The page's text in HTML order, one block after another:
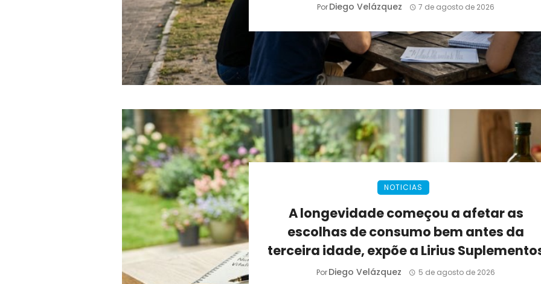
PorDiego Velázquez 7 de agosto de 2026
NOTICIAS
A longevidade começou a afetar as
escolhas de consumo bem antes da
terceira idade, expõe a Lirius
PorDiego Velázquez 5 de agosto de 2026